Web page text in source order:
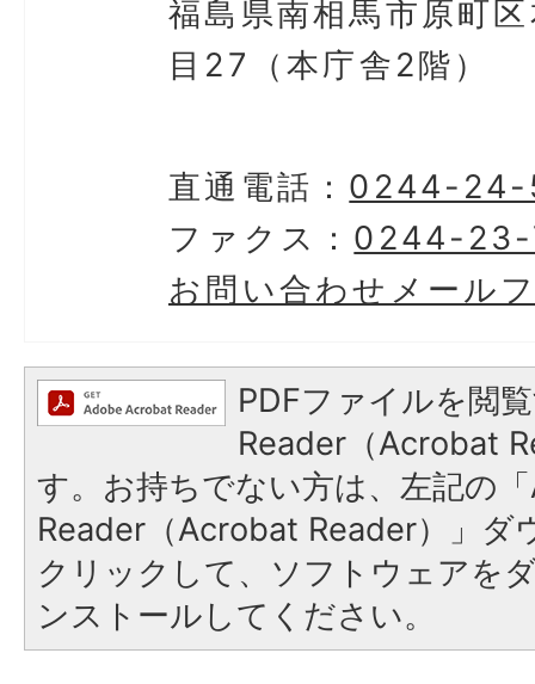
福島県南相馬市原町
目27（本庁舎2階）
直通電話： 0244-
ファクス： 0244-
お問い合わせメール
PDFファイルを閲
Reader（Acrobat
す。お持ちでない方は、左記の
Reader（Acrobat Reader）」ダ
クリックして、ソフトウェアを
ンストールしてください。